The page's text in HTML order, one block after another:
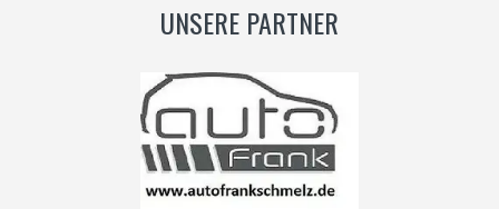
UNSERE PARTNER